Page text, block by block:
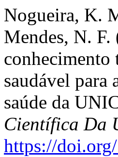
Nogueira, K.
Mendes, N.
saudável para
saúde da
Científica Da
https://